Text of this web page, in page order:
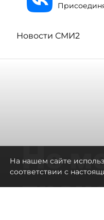
Новости СМИ2
Не
На нашем сайте
соответствии с